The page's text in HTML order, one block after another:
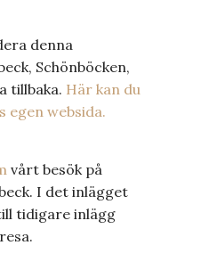
denna
Schönböcken,
tillbaka. Här kan du
egen websida.
vårt besök på
I det inlägget
tidigare inlägg